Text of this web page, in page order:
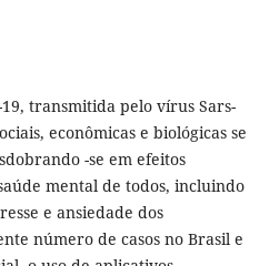
transmitida pelo vírus Sars-
econômicas e biológicas se
-se em efeitos
mental de todos, incluindo
e ansiedade dos
número de casos no Brasil e